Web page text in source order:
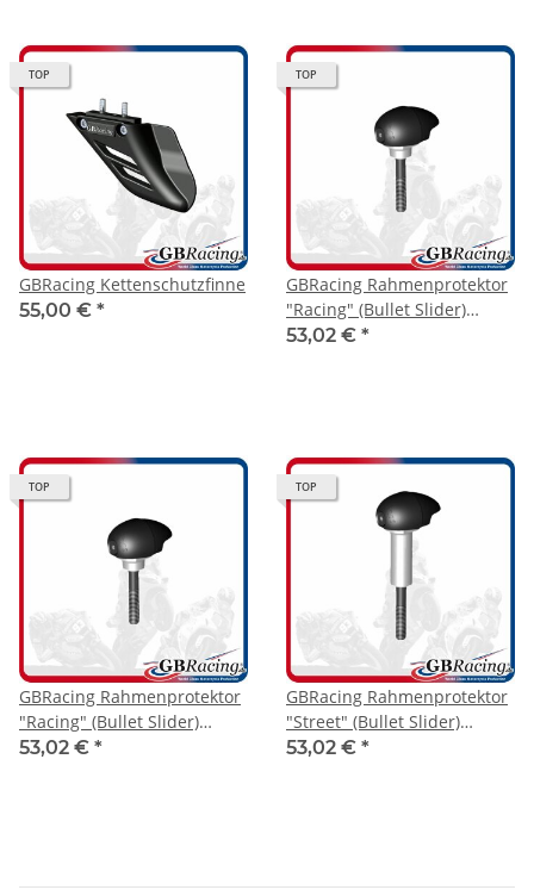
TOP
GBRacing Kettenschutzfinne
55,00 € *
TOP
GBRacing Rahmenprotektor
"Racing" (Bullet Slider)
53,02 € *
TOP
GBRacing Rahmenprotektor
"Racing" (Bullet Slider)
53,02 € *
TOP
GBRacing Rahmenprotektor
"Street" (Bullet Slider)
Yamaha R1 2015- / MT-10
53,02 € *